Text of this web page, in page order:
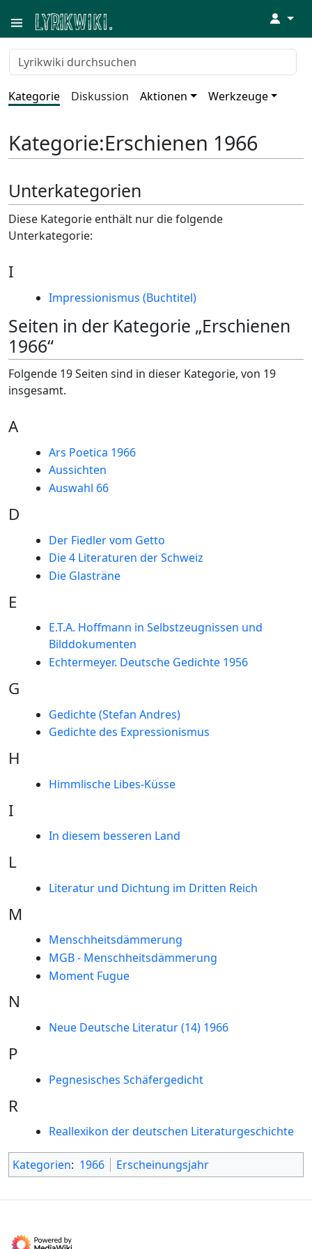
↓
Kategorie Diskussion Aktionen Werkzeuge
Kategorie:Erschienen 1966
Unterkategorien
Diese Kategorie enthält nur die folgende
Unterkategorie:
I
Impressionismus (Buchtitel)
Seiten in der Kategorie „Erschienen
1966“
Folgende 19 Seiten sind in dieser Kategorie, von 19
insgesamt.
A
Ars Poetica 1966
Aussichten
Auswahl 66
D
Der Fiedler vom Getto
Die 4 Literaturen der Schweiz
Die Glasträne
E
E.T.A. Hoffmann in Selbstzeugnissen und
Bilddokumenten
Echtermeyer. Deutsche Gedichte 1956
G
Gedichte (Stefan Andres)
Gedichte des Expressionismus
H
Himmlische Libes-Küsse
I
In diesem besseren Land
L
Literatur und Dichtung im Dritten Reich
M
Menschheitsdämmerung
MGB - Menschheitsdämmerung
Moment Fugue
N
Neue Deutsche Literatur (14) 1966
P
Pegnesisches Schäfergedicht
R
Reallexikon der deutschen Literaturgeschichte
Kategorien: 1966 Erscheinungsjahr